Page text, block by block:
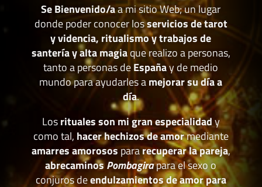
Se Bienvenido/aa mi sitio Web; un lugar
donde poder conocer losservicios de tarot
y videncia, ritualismo y trabajos de
santería y alta magiaque realizo a personas,
tanto a personas deEspañay de medio
mundo para ayudarles amejorar su día a
día.
Losrituales son mi gran especialidady
como tal, hacer hechizos de amormediante
amarres amorosospararecuperar la pareja,
abrecaminosPombagirapara el sexo o
conjuros deendulzamientos de amor para